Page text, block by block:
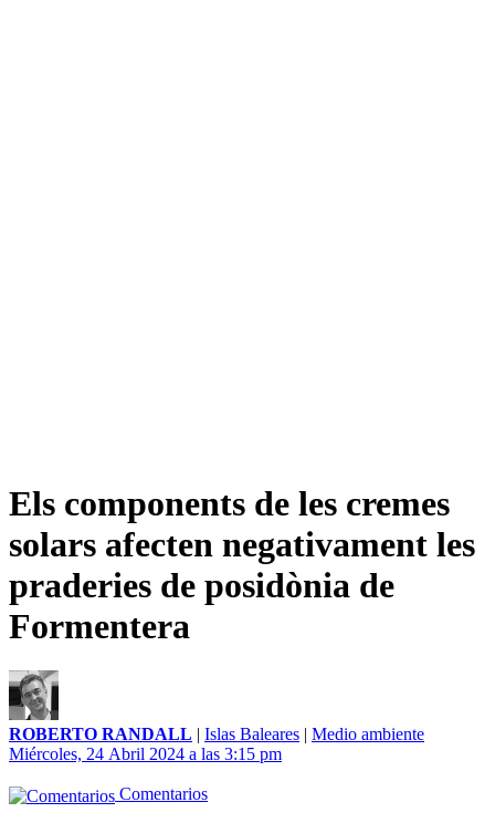
Els components de les cremes
solars afecten negativament les
praderies de posidònia de
Formentera
ROBERTO RANDALL | Islas Baleares | Medio ambiente
Miércoles, 24 Abril 2024 a las 3:15 pm
Comentarios